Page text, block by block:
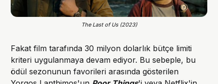
The Last of Us (2023)
Fakat film tarafında 30 milyon dolarlık bütçe limiti
kriteri uygulanmaya devam ediyor. Bu sebeple, bu
ödül sezonunun favorileri arasında gösterilen